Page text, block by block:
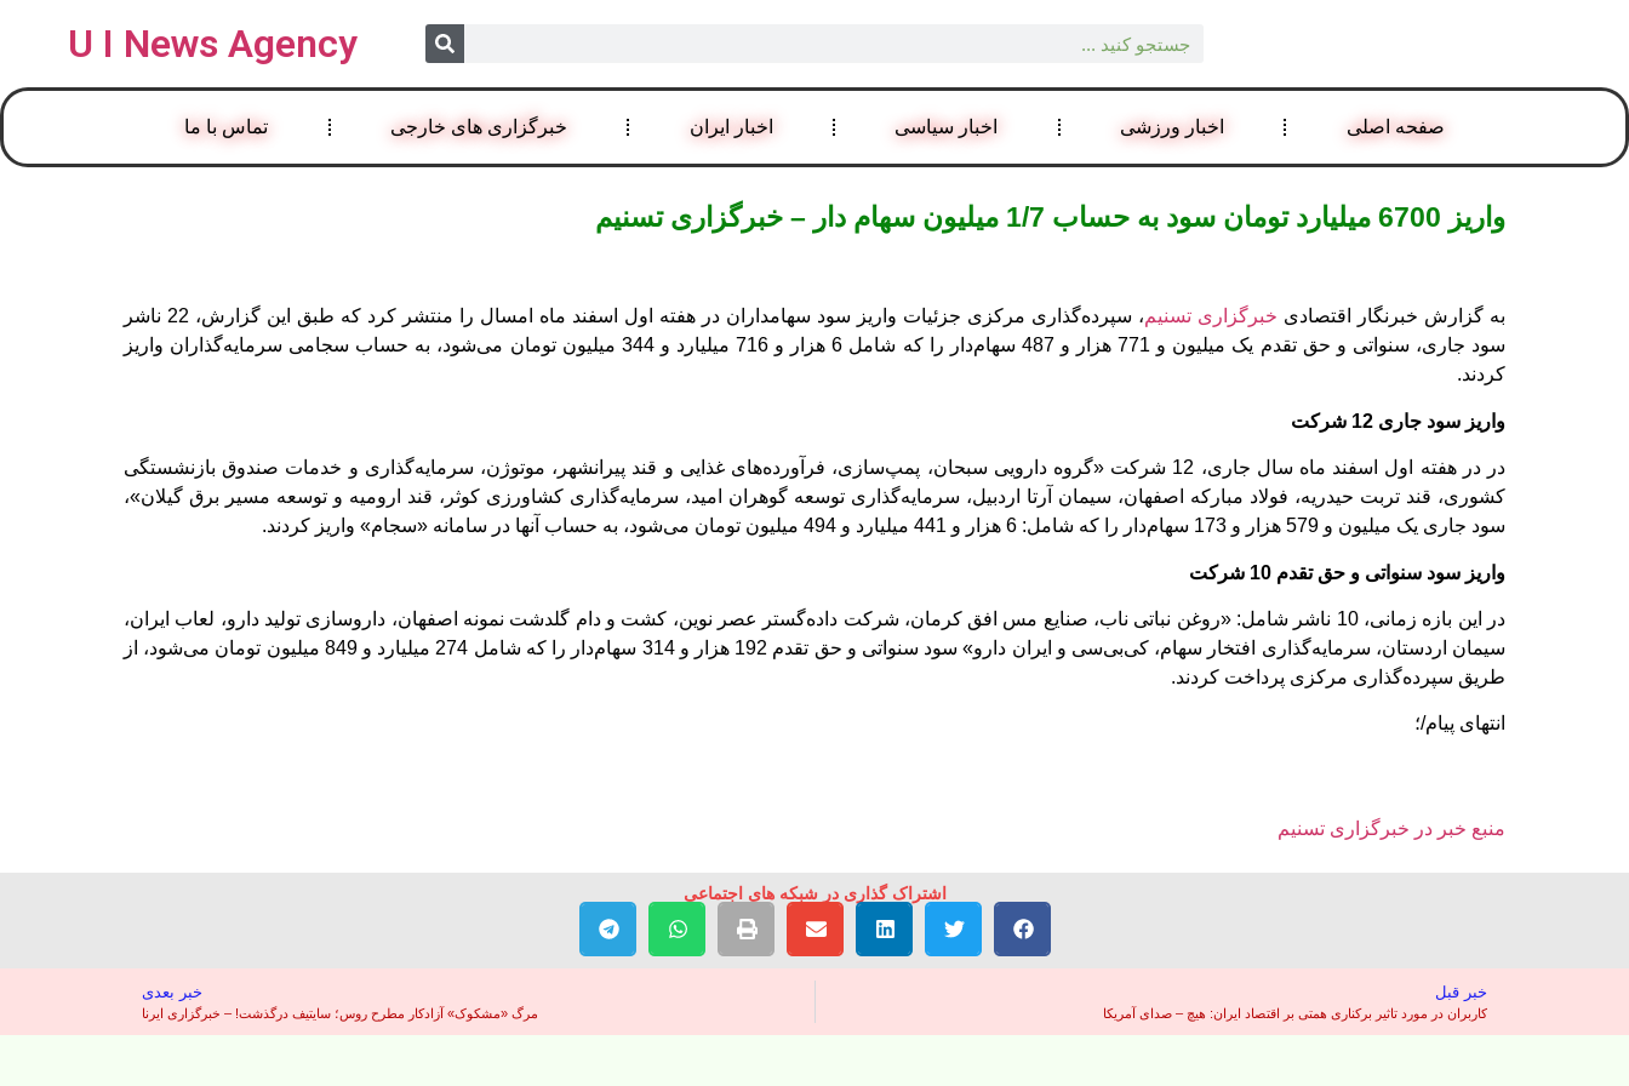
U I News Agency
صفحه اصلی اخبار ورزشی اخبار سیاسی اخبار ایران خبرگزاری های خارجی تماس با ما
واریز 6700 میلیارد تومان سود به حساب 1/7 میلیون سهام دار – خبرگزاری تسنیم
به گزارش خبرنگار اقتصادی خبرگزاری تسنیم
، سپرده‌گذاری مرکزی جزئیات واریز سود سهامداران در هفته اول اسفند ماه امسال را منتشر کرد که طبق این گزارش، 22 ناشر
سود جاری، سنواتی و حق تقدم یک میلیون و 771 هزار و 487 سهام‌دار را که شامل 6 هزار و 716 میلیارد و 344 میلیون تومان می‌شود، به حساب سجامی سرمایه‌گذاران واریز
کردند.
واریز سود جاری 12 شرکت
در در هفته اول اسفند ماه سال جاری، 12 شرکت «گروه‌ دارویی‌ سبحان، پمپ‌سازی‌، فرآورده‌های‌ غذایی و قند پیرانشهر، موتوژن، سرمایه‌گذاری و خدمات صندوق بازنشستگی
کشوری، قند تربت‌ حیدریه، فولاد مبارکه‌ اصفهان، سیمان آرتا اردبیل، سرمایه‌گذاری توسعه گوهران امید، سرمایه‌گذاری کشاورزی کوثر، قند ارومیه و توسعه مسیر برق گیلان»،
سود جاری یک میلیون و 579 هزار و 173 سهام‌دار را که شامل: 6 هزار و 441 میلیارد و 494 میلیون تومان می‌شود، به حساب آنها در سامانه «سجام» واریز کردند.
واریز سود سنواتی و حق تقدم 10 شرکت
در این بازه زمانی، 10 ناشر شامل: «روغن‌ نباتی‌ ناب، صنایع‌ مس‌ افق‌ کرمان، شرکت‌ داده‌گستر عصر نوین‌، کشت و دام گلدشت نمونه اصفهان، داروسازی تولید دارو، لعاب ایران،
سیمان‌ اردستان، سرمایه‌گذاری‌ افتخار سهام، کی‌بی‌سی و ایران دارو» سود سنواتی و حق تقدم 192 هزار و 314 سهام‌دار را که شامل 274 میلیارد و 849 میلیون تومان می‌شود، از
طریق سپرده‌گذاری مرکزی پرداخت کردند.
انتهای پیام/؛
منبع خبر در خبرگزاری تسنیم
اشتراک گذاری در شبکه های اجتماعی
خبر قبل
کاربران در مورد تاثیر برکناری همتی بر اقتصاد ایران: هیچ – صدای آمریکا
خبر بعدی
مرگ «مشکوک» آزادکار مطرح روس؛ سایتیف درگذشت! – خبرگزاری ایرنا